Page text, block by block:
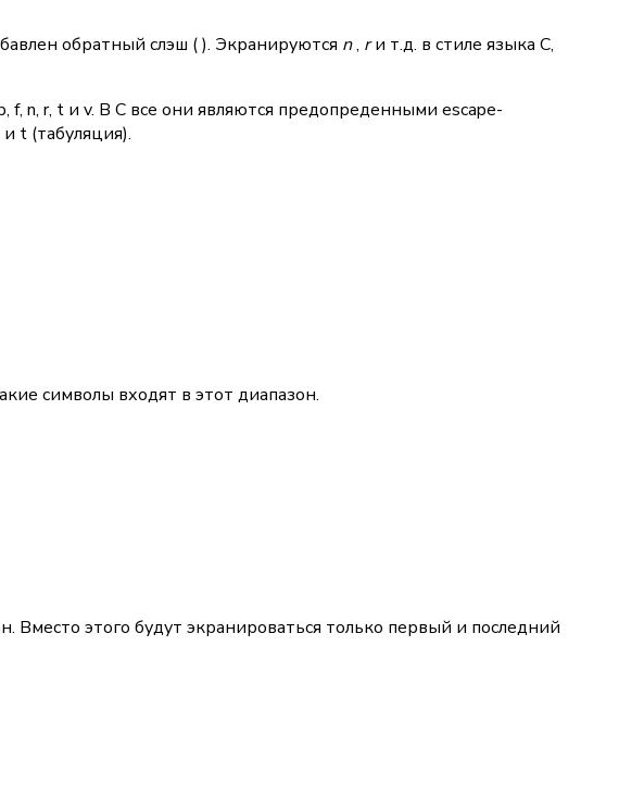
обратный слэш (). Экранируются n, rи т.д. в стиле языка C,
n, r, t и v. В C все они являются предопреденными escape-
t (табуляция).
символы входят в этот диапазон.
Вместо этого будут экранироваться только первый и последний